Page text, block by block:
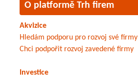
O platformě Trh firem
Akvizice
Hledám podporu pro rozvoj své firmy
Chci podpořit rozvoj zavedené firmy
Investice